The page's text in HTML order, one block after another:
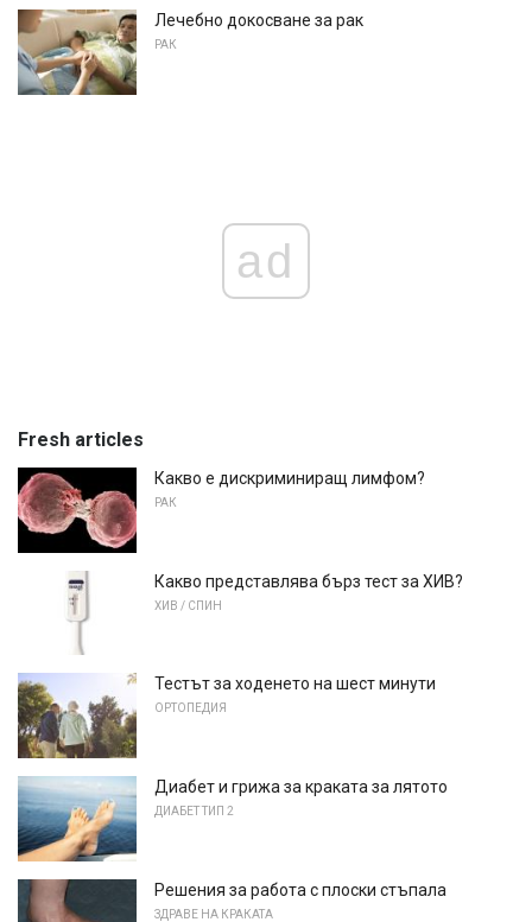
Лечебно докосване за рак
РАК
ad
Fresh articles
Какво е дискриминиращ лимфом?
РАК
Какво представлява бърз тест за ХИВ?
ХИВ / СПИН
Тестът за ходенето на шест минути
ОРТОПЕДИЯ
Диабет и грижа за краката за лятото
ДИАБЕТ ТИП 2
Решения за работа с плоски стъпала
ЗДРАВЕ НА КРАКАТА